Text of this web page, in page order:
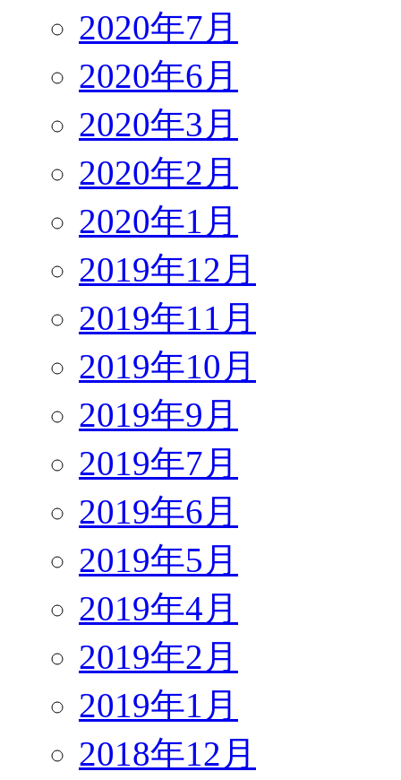
2020年7月
2020年6月
2020年3月
2020年2月
2020年1月
2019年12月
2019年11月
2019年10月
2019年9月
2019年7月
2019年6月
2019年5月
2019年4月
2019年2月
2019年1月
2018年12月